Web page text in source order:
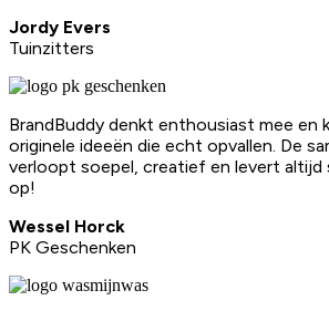
Jordy Evers
Tuinzitters
BrandBuddy denkt enthousiast mee en
originele ideeën die echt opvallen. De
verloopt soepel, creatief en levert altijd
op!
Wessel Horck
PK Geschenken